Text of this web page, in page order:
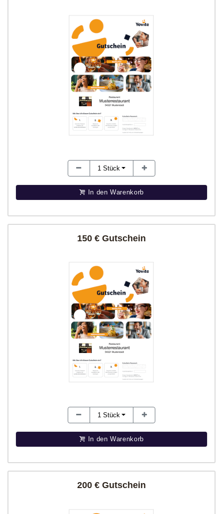
1 Stück
In den Warenkorb
150 € Gutschein
1 Stück
In den Warenkorb
200 € Gutschein